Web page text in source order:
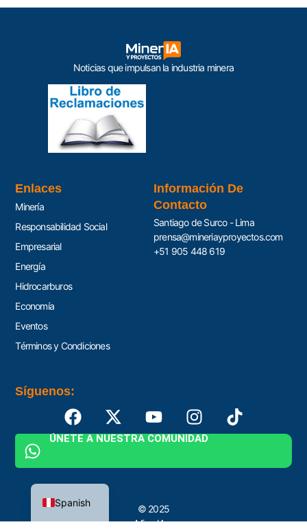
Noticias que impulsan la industria minera
Enlaces
Minería
Responsabilidad Social
Empresarial
Energía
Hidrocarburos
Economía
Eventos
Términos y Condiciones
Información De
Contacto
Santiago de Surco - Lima
prensa@mineriayproyectos.com
+51 905 448 619
Síguenos:
ÚNETE A NUESTRA COMUNIDAD
© 2025
MinerIA y
Spanish